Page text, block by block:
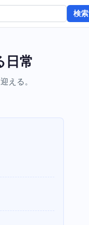
検索
日常
える。